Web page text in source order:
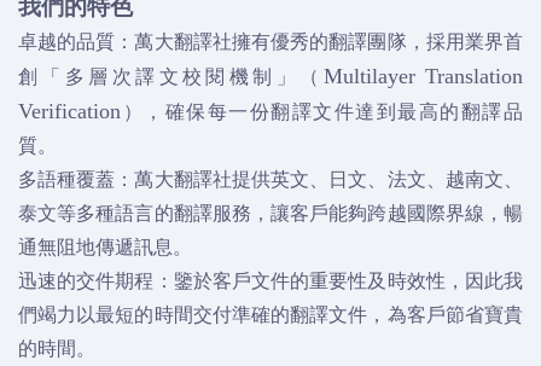
卓越的品質：萬大翻譯社擁有優秀的翻譯團隊，採用業界首
創「多層次譯文校閱機制」（ Multilayer Translation
Verification ），確保每一份翻譯文件達到最高的翻譯品
質。
多語種覆蓋：萬大翻譯社提供英文、日文、法文、越南文、
泰文等多種語言的翻譯服務，讓客戶能夠跨越國際界線，暢
通無阻地傳遞訊息。
迅速的交件期程：鑒於客戶文件的重要性及時效性，因此我
們竭力以最短的時間交付準確的翻譯文件，為客戶節省寶貴
的時間。